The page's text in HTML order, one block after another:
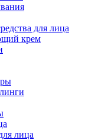
для лица
крем
лица